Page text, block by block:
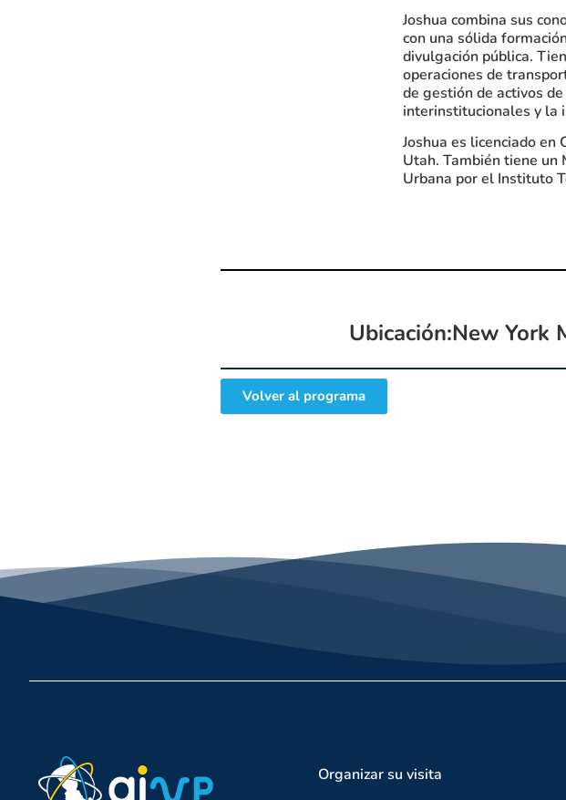
Joshua combina sus
con una sólida
divulgación pública.
operaciones de
de gestión de activos
interinstitucionales y la
Joshua es licenciado en
Utah. También tiene un
Urbana por el Instituto
Ubicación:New
Volver al programa
Organizar su visita